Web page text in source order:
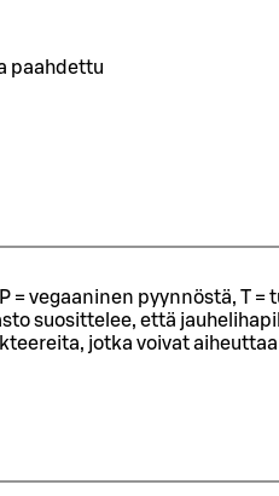
paahdettu
= vegaaninen pyynnöstä, T =
suosittelee, että
jotka voivat